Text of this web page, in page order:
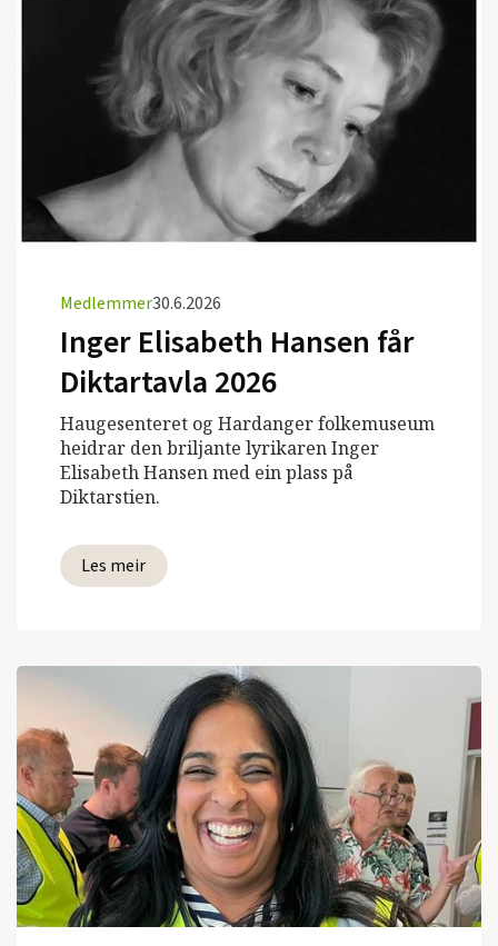
Medlemmer30.6.2026
Inger Elisabeth Hansen får
Diktartavla 2026
Haugesenteret og Hardanger folkemuseum
heidrar den briljante lyrikaren Inger
Elisabeth Hansen med ein plass på
Diktarstien.
Les meir